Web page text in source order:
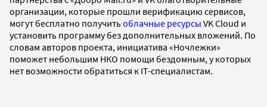
организации, которые прошли верификацию сервисов,
могут бесплатно получитьоблачные ресурсы VK Cloud и
установить программу без дополнительных вложений. По
словам авторов проекта, инициатива «Ночлежки»
поможет небольшим НКО помощи бездомным, у которых
нет возможности обратиться к IT-специалистам.